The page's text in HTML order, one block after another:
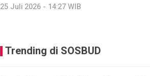
25 Juli 2026 - 14:27 WIB
Trending di SOSBUD